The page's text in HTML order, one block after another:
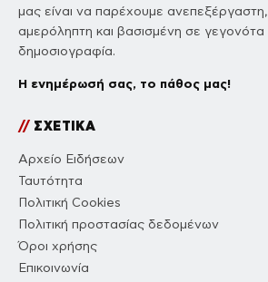
μας είναι να παρέχουμε ανεπεξέργαστη,
αμερόληπτη και βασισμένη σε γεγονότα
δημοσιογραφία.
Η ενημέρωσή σας, το πάθος μας!
//ΣΧΕΤΙΚΑ
Αρχείο Ειδήσεων
Ταυτότητα
Πολιτική Cookies
Πολιτική προστασίας δεδομένων
Όροι χρήσης
Επικοινωνία